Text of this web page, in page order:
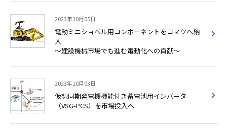
2023年10月05日
電動ミニショベル用コンポーネントをコマツへ納
入
～建設機械市場でも進む電動化への貢献～
2023年10月03日
仮想同期発電機機能付き蓄電池用インバータ
（VSG-PCS）を市場投入へ